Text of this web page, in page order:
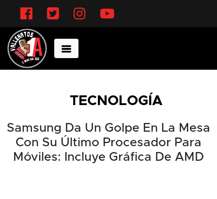
TECNOLOGÍA
Samsung Da Un Golpe En La Mesa
Con Su Último Procesador Para
Móviles: Incluye Gráfica De AMD